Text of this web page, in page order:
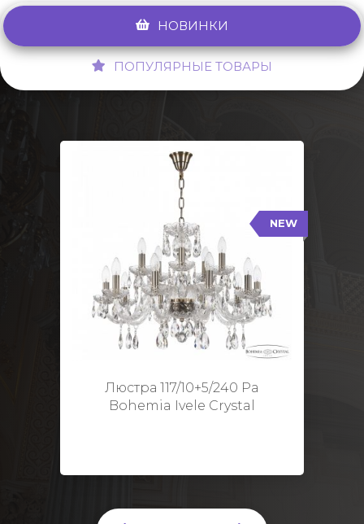
НОВИНКИ
ПОПУЛЯРНЫЕ ТОВАРЫ
NEW
Люстра 117/10+5/240 Pa
Bohemia Ivele Crystal
117/10+5/240 Pa
Тип: Стеклянный рожок
Цвет арматуры: Патина/
Кол-во ламп: 15
Диаметр: 70 см